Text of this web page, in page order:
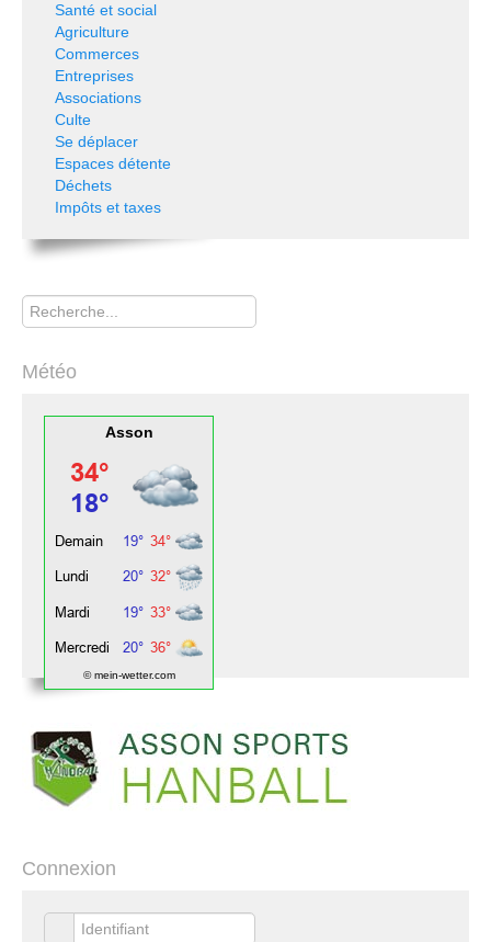
Santé et social
Agriculture
Commerces
Entreprises
Associations
Culte
Se déplacer
Espaces détente
Déchets
Impôts et taxes
Rechercher
Météo
Asson
© mein-wetter.com
Connexion